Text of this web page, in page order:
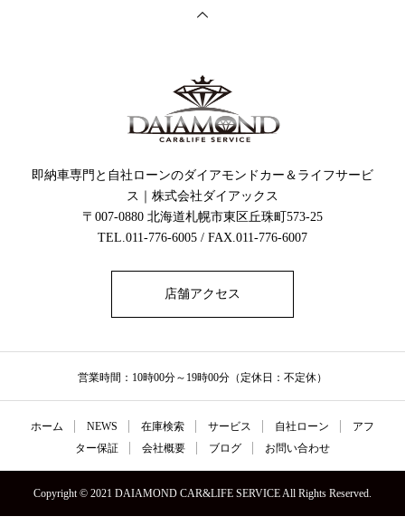
即納車専門と自社ローンのダイアモンドカー＆ライフサービ
ス｜株式会社ダイアックス
〒007-0880 北海道札幌市東区丘珠町573-25
TEL.011-776-6005 / FAX.011-776-6007
店舗アクセス
営業時間：10時00分～19時00分（定休日：不定休）
ホーム NEWS 在庫検索 サービス 自社ローン
アフ
ター保証
会社概要 ブログ お問い合わせ
Copyright © 2021 DAIAMOND CAR&LIFE SERVICE All Rights Reserved.